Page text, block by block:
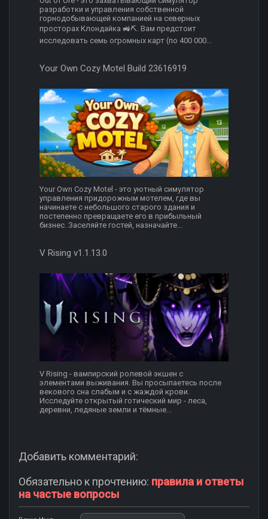
разработки и управления собственной
горнодобывающей компанией на северных
просторах Клондайка 🚜⛏️. Вам предстоит
исследовать семь огромных карт (по 400 000...
Your Own Cozy Motel Build 23616919
Your Own Cozy Motel - это уютный симулятор
управления придорожным мотелем, где вы
начинаете с небольшого старого здания и
постепенно превращаете его в прибыльный
бизнес. Заселяйте гостей, назначайте...
V Rising v1.1.13.0
V Rising - вампирский ролевой экшен с
элементами выживания. Вы просыпаетесь после
векового сна слабым и с жаждой крови.
Исследуйте открытый готический мир - леса,
деревни, ледяные земли и тёмные...
Добавить комментарий:
Обязательно к прочтению: правила и ответы
на частые вопросы